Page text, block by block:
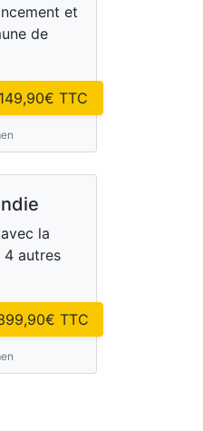
et
de
149,90€ TTC
la
autres
€ TTC